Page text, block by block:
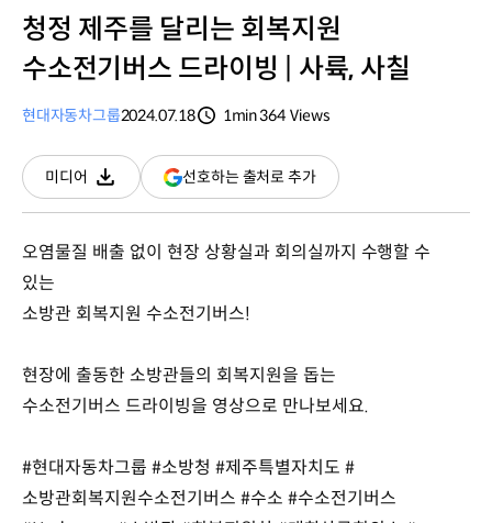
청정 제주를 달리는 회복지원
수소전기버스 드라이빙 | 사륙, 사칠
현대자동차그룹2024.07.18
1min364 Views
미디어
다운로드
선호하는 출처로 추가(새
창
오염물질 배출 없이 현장 상황실과 회의실까지 수행할 수
있는
소방관 회복지원 수소전기버스!
현장에 출동한 소방관들의 회복지원을 돕는
수소전기버스 드라이빙을 영상으로 만나보세요.
#현대자동차그룹 #소방청 #제주특별자치도 #
소방관회복지원수소전기버스 #수소 #수소전기버스